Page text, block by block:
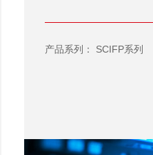
产品系列： SCIFP系列